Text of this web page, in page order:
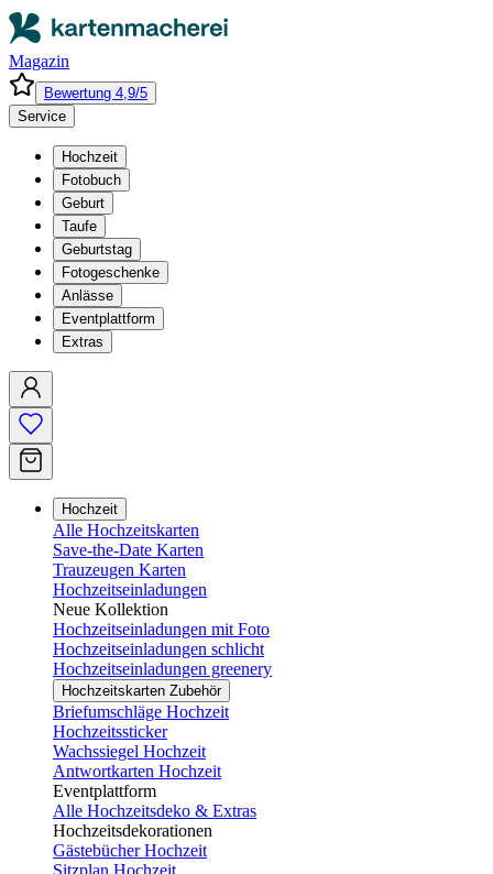
Magazin
Bewertung 4,9/5
Service
Hochzeit
Fotobuch
Geburt
Taufe
Geburtstag
Fotogeschenke
Anlässe
Eventplattform
Extras
Hochzeit
Alle Hochzeitskarten
Save-the-Date Karten
Trauzeugen Karten
Hochzeitseinladungen
Neue Kollektion
Hochzeitseinladungen mit Foto
Hochzeitseinladungen schlicht
Hochzeitseinladungen greenery
Hochzeitskarten Zubehör
Briefumschläge Hochzeit
Hochzeitssticker
Wachssiegel Hochzeit
Antwortkarten Hochzeit
Eventplattform
Alle Hochzeitsdeko & Extras
Hochzeitsdekorationen
Gästebücher Hochzeit
Sitzplan Hochzeit